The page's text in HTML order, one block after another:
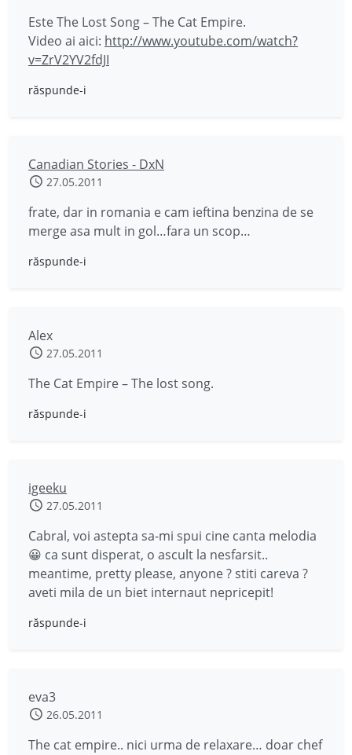
Este The Lost Song – The Cat Empire.
Video ai aici: http://www.youtube.com/watch?
v=ZrV2YV2fdJI
răspunde-i
Canadian Stories - DxN
27.05.2011
frate, dar in romania e cam ieftina benzina de se
merge asa mult in gol…fara un scop…
răspunde-i
Alex
27.05.2011
The Cat Empire – The lost song.
răspunde-i
igeeku
27.05.2011
Cabral, voi astepta sa-mi spui cine canta melodia
😀 ca sunt disperat, o ascult la nesfarsit..
meantime, pretty please, anyone ? stiti careva ?
aveti mila de un biet internaut nepricepit!
răspunde-i
eva3
26.05.2011
The cat empire.. nici urma de relaxare… doar chef